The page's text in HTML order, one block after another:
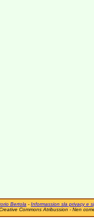
Bertola - Informassion sla privacy e
Commons Atribussion - Nen